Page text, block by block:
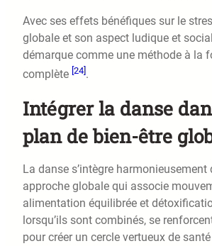
Avec ses effets bénéfiques sur le
globale et son aspect ludique et
démarque comme une méthode à la
complète [24].
Intégrer la danse
plan de bien-être
La danse s’intègre harmonieusement
approche globale qui associe
alimentation équilibrée et
lorsqu’ils sont combinés, se
pour créer un cercle vertueux de santé